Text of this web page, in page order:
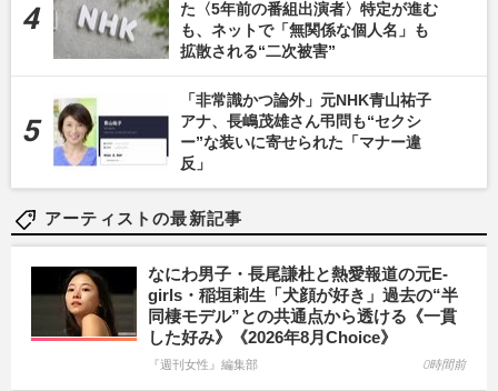
た〈5年前の番組出演者〉特定が進む
も、ネットで「無関係な個人名」も
拡散される“二次被害”
「非常識かつ論外」元NHK青山祐子
アナ、長嶋茂雄さん弔問も“セクシ
ー”な装いに寄せられた「マナー違
反」
アーティストの最新記事
なにわ男子・長尾謙杜と熱愛報道の元E-
girls・稲垣莉生「犬顔が好き」過去の“半
同棲モデル”との共通点から透ける《一貫
した好み》《2026年8月Choice》
『週刊女性』編集部 0時間前